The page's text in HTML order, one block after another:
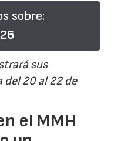
sobre:
sus
del 20 al 22 de
el MMH